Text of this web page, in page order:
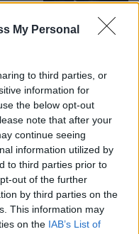
My Personal
to third parties, or
information for
the below opt-out
note that after your
continue seeing
information utilized by
to third parties prior to
out of the further
by third parties on the
This information may
on the IAB’s List of
Vidéos